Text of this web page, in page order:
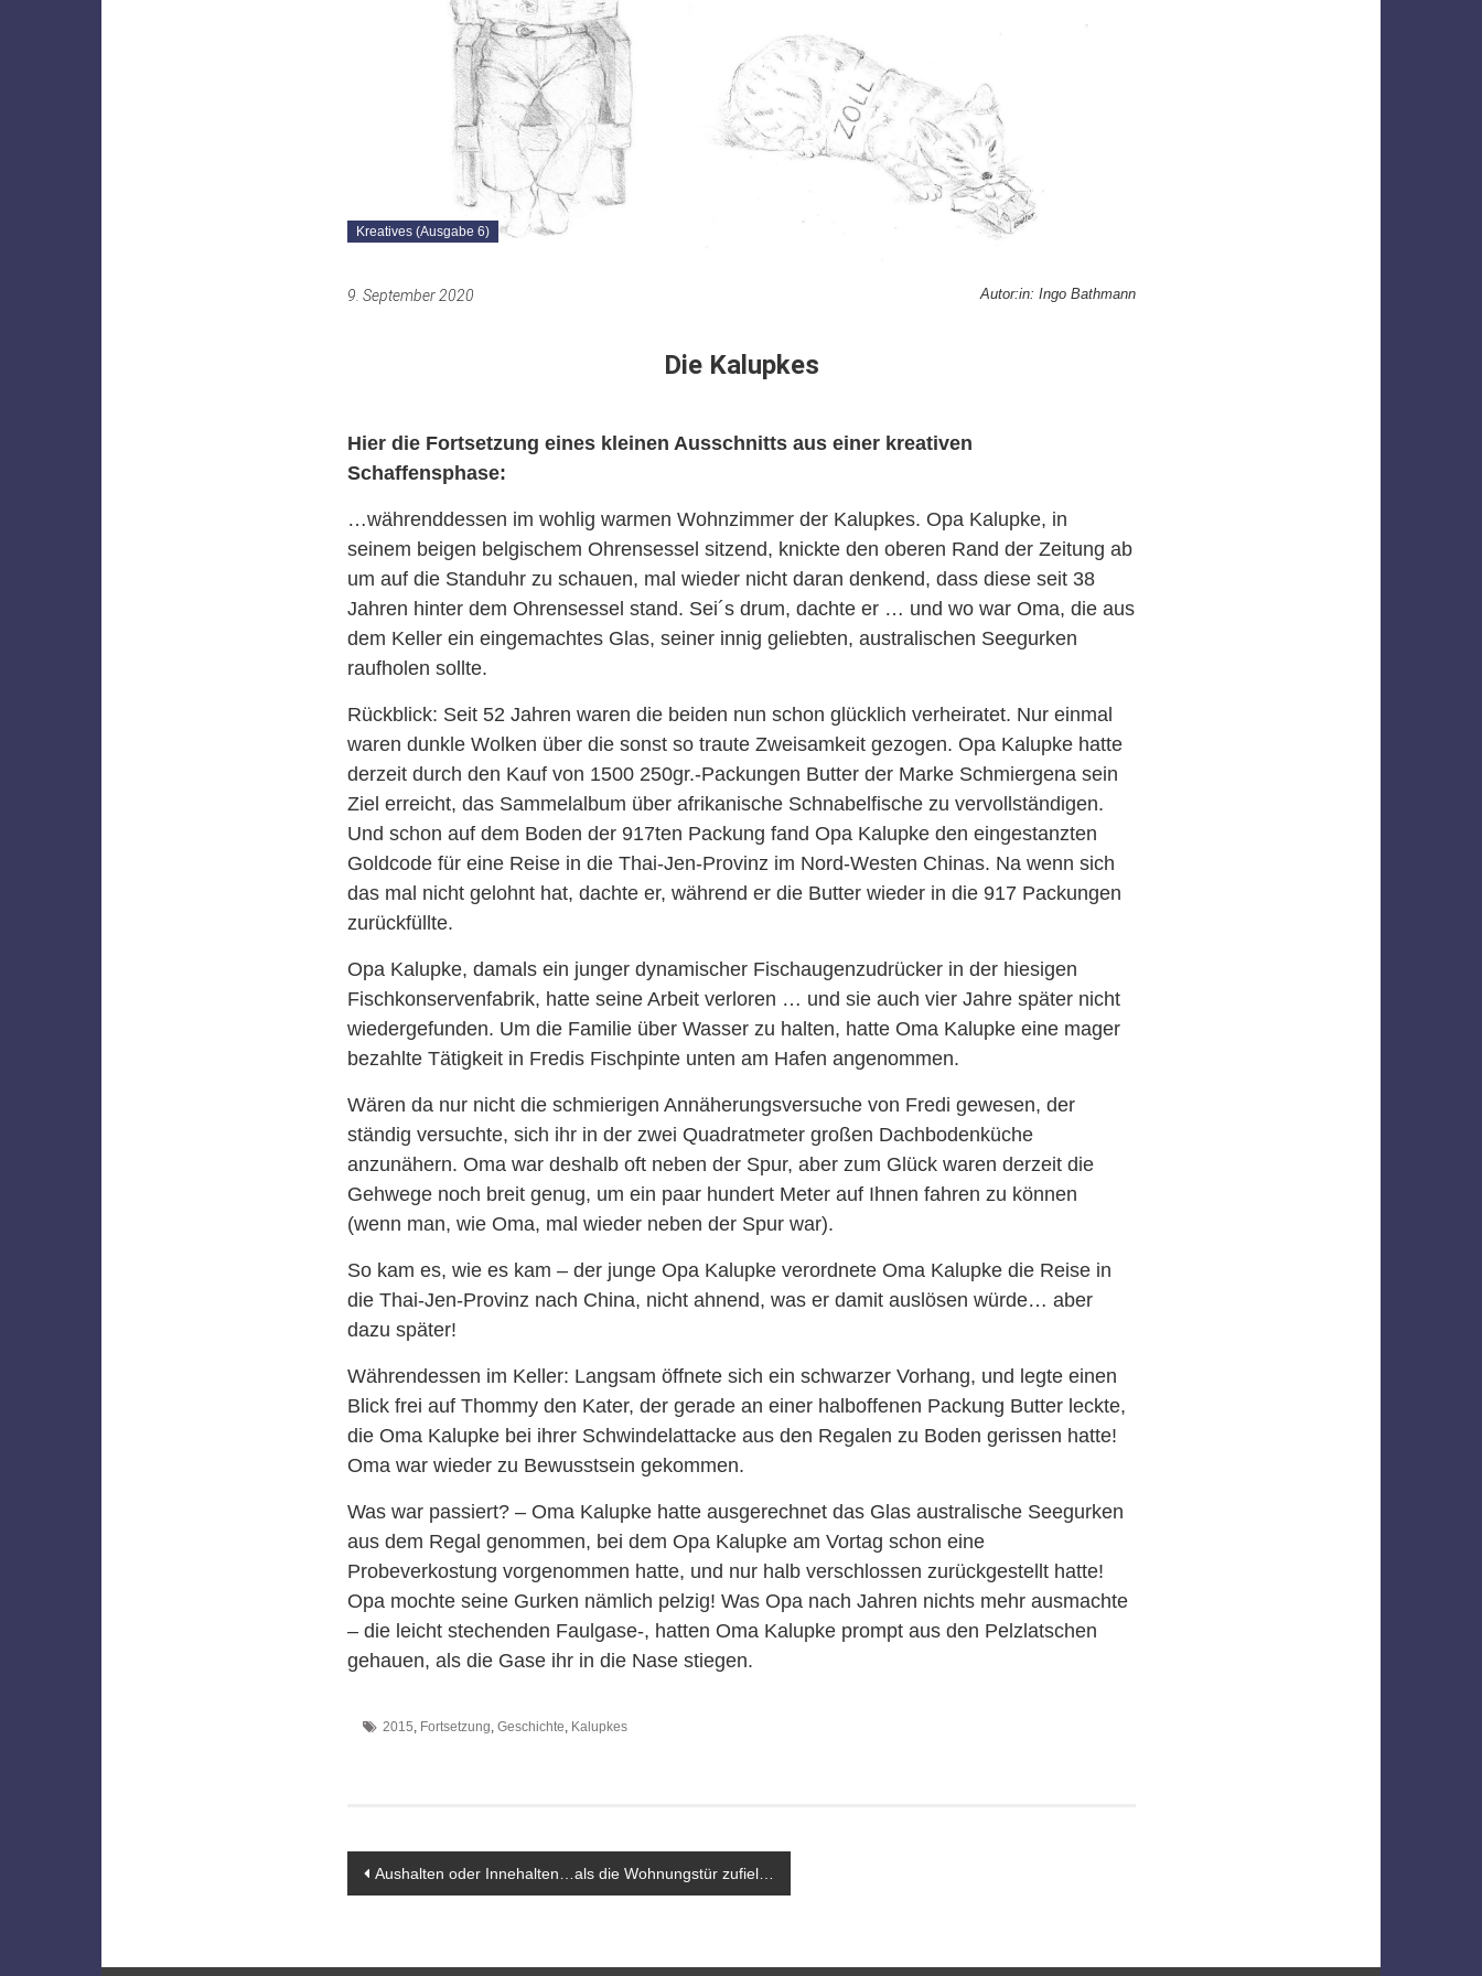
Kreatives (Ausgabe 6)
9. September 2020 Autor:in: Ingo Bathmann
Die Kalupkes
Hier die Fortsetzung eines kleinen Ausschnitts aus einer kreativen
Schaffensphase:
…währenddessen im wohlig warmen Wohnzimmer der Kalupkes. Opa Kalupke, in
seinem beigen belgischem Ohrensessel sitzend, knickte den oberen Rand der Zeitung ab
um auf die Standuhr zu schauen, mal wieder nicht daran denkend, dass diese seit 38
Jahren hinter dem Ohrensessel stand. Sei´s drum, dachte er … und wo war Oma, die aus
dem Keller ein eingemachtes Glas, seiner innig geliebten, australischen Seegurken
raufholen sollte.
Rückblick: Seit 52 Jahren waren die beiden nun schon glücklich verheiratet. Nur einmal
waren dunkle Wolken über die sonst so traute Zweisamkeit gezogen. Opa Kalupke hatte
derzeit durch den Kauf von 1500 250gr.-Packungen Butter der Marke Schmiergena sein
Ziel erreicht, das Sammelalbum über afrikanische Schnabelfische zu vervollständigen.
Und schon auf dem Boden der 917ten Packung fand Opa Kalupke den eingestanzten
Goldcode für eine Reise in die Thai-Jen-Provinz im Nord-Westen Chinas. Na wenn sich
das mal nicht gelohnt hat, dachte er, während er die Butter wieder in die 917 Packungen
zurückfüllte.
Opa Kalupke, damals ein junger dynamischer Fischaugenzudrücker in der hiesigen
Fischkonservenfabrik, hatte seine Arbeit verloren … und sie auch vier Jahre später nicht
wiedergefunden. Um die Familie über Wasser zu halten, hatte Oma Kalupke eine mager
bezahlte Tätigkeit in Fredis Fischpinte unten am Hafen angenommen.
Wären da nur nicht die schmierigen Annäherungsversuche von Fredi gewesen, der
ständig versuchte, sich ihr in der zwei Quadratmeter großen Dachbodenküche
anzunähern. Oma war deshalb oft neben der Spur, aber zum Glück waren derzeit die
Gehwege noch breit genug, um ein paar hundert Meter auf Ihnen fahren zu können
(wenn man, wie Oma, mal wieder neben der Spur war).
So kam es, wie es kam – der junge Opa Kalupke verordnete Oma Kalupke die Reise in
die Thai-Jen-Provinz nach China, nicht ahnend, was er damit auslösen würde… aber
dazu später!
Währendessen im Keller: Langsam öffnete sich ein schwarzer Vorhang, und legte einen
Blick frei auf Thommy den Kater, der gerade an einer halboffenen Packung Butter leckte,
die Oma Kalupke bei ihrer Schwindelattacke aus den Regalen zu Boden gerissen hatte!
Oma war wieder zu Bewusstsein gekommen.
Was war passiert? – Oma Kalupke hatte ausgerechnet das Glas australische Seegurken
aus dem Regal genommen, bei dem Opa Kalupke am Vortag schon eine
Probeverkostung vorgenommen hatte, und nur halb verschlossen zurückgestellt hatte!
Opa mochte seine Gurken nämlich pelzig! Was Opa nach Jahren nichts mehr ausmachte
– die leicht stechenden Faulgase-, hatten Oma Kalupke prompt aus den Pelzlatschen
gehauen, als die Gase ihr in die Nase stiegen.
2015 Fortsetzung Geschichte Kalupkes
Beitragsnavigation
Aushalten oder Innehalten…als die Wohnungstür zufiel…